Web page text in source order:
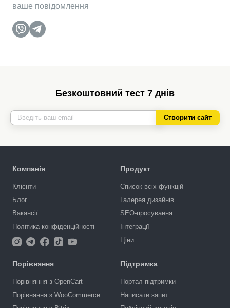
ваше повідомлення
Безкоштовний тест 7 днів
Створити сайт
Компанія
Клієнти
Блог
Вакансії
Політика конфіденційності
Продукт
Список всіх функцій
Галерея дизайнів
SEO-просування
Інтеграції
Ціни
Порівняння
Порівняння з OpenCart
Порівняння з WooCommerce
Підтримка
Портал підтримки
Написати запит